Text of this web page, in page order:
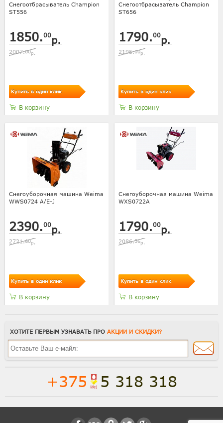
Снегоотбрасыватель Champion
ST556
1850.00р.
2007.00р.
Купить в один клик
В корзину
Снегоотбрасыватель Champion
ST656
1790.00р.
2195.00р.
Купить в один клик
В корзину
Снегоуборочная машина Weima
WWS0724 A/E-J
2390.00р.
2721.60р.
Купить в один клик
В корзину
Снегоуборочная машина Weima
WXS0722A
1790.00р.
2086.56р.
Купить в один клик
В корзину
ХОТИТЕ ПЕРВЫМ УЗНАВАТЬ ПРО АКЦИИ И СКИДКИ?
+375 5 318 318
Полная версия сайта Способы доставки